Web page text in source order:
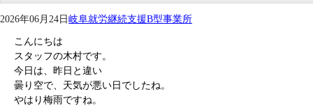
2026年06月24日岐阜就労継続支援B型事業所
こんにちは
スタッフの木村です。
今日は、昨日と違い
曇り空で、天気が悪い日でしたね。
やはり梅雨ですね。